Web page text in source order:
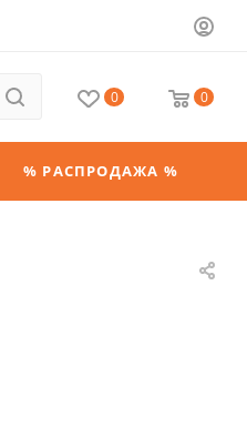
0 0
% РАСПРОДАЖА %